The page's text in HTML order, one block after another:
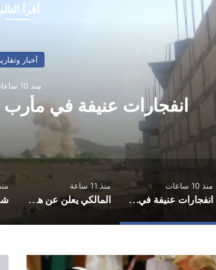
أقرأ
أخبار وتقارير
منذ 10 ساعات
انفجارات عنيفة في
منذ 10 ساعات
انفجارات عنيفة في مأرب وأعمدة دخان تتصاعد
منذ 11 ساعة
المالكي يعلن عن هجمات استهدفت جنوب غرب السعودية
منذ 11